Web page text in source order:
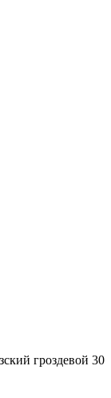
гроздевой 30